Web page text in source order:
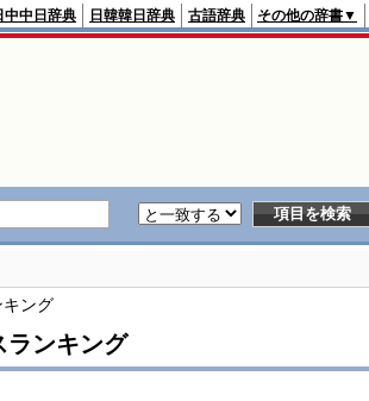
中中日辞典 日韓韓日辞典 古語辞典 その他の辞書▼
キング
ランキング